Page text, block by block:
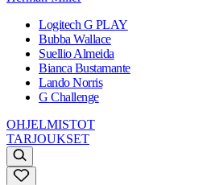
Logitech G PLAY
Bubba Wallace
Suellio Almeida
Bianca Bustamante
Lando Norris
G Challenge
OHJELMISTOT
TARJOUKSET